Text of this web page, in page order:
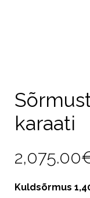
karaati
2,075.00
Kuldsõrmus